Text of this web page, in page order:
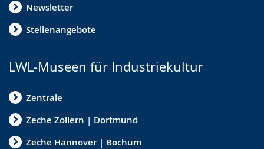
Newsletter
Stellenangebote
LWL-Museen für Industriekultur
Zentrale
Zeche Zollern | Dortmund
Zeche Hannover | Bochum